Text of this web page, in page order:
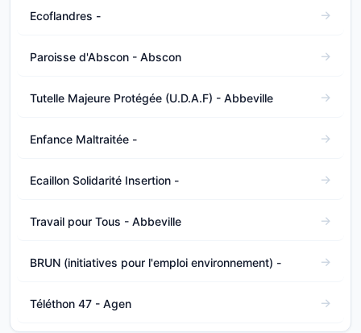
Ecoflandres -
Paroisse d'Abscon - Abscon
Tutelle Majeure Protégée (U.D.A.F) - Abbeville
Enfance Maltraitée -
Ecaillon Solidarité Insertion -
Travail pour Tous - Abbeville
BRUN (initiatives pour l'emploi environnement) -
Téléthon 47 - Agen